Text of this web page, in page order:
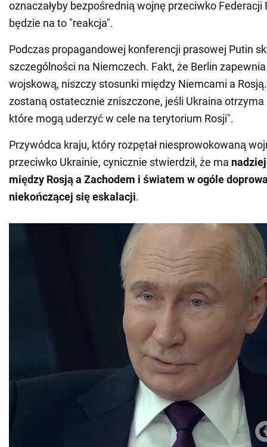
oznaczałyby bezpośrednią wojnę przeciwko Federacji
będzie na to "reakcja".
Podczas propagandowej konferencji prasowej Putin
szczególności na Niemczech. Fakt, że Berlin
wojskową, niszczy stosunki między Niemcami a
zostaną ostatecznie zniszczone, jeśli Ukraina
które mogą uderzyć w cele na terytorium Rosji".
Przywódca kraju, który rozpętał niesprowokowaną
przeciwko Ukrainie, cynicznie stwierdził, że ma
między Rosją a Zachodem i światem w ogóle
niekończącej się eskalacji.